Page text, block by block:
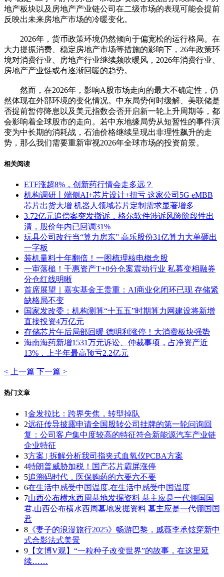
地产板块以及房地产产业链公司在二级市场的表现可能会提前
反映出未来房地产市场的冷暖变化。
2026年，货币政策环境仍然倾向于偏宽松的运行格局。在
大力提振消费、稳定房地产市场等措施的影响下，26年政策环
境对消费行业、房地产行业继续频吹暖风，2026年消费行业、
房地产产业链或有逐渐回暖的趋势。
然而，在2026年，影响A股市场走向的最大不确定性，仍
然体现在外部环境的变化情况。中东局势何时缓解、美联储是
否提前暂停降息以及美元指数会否开启新一轮上升周期等，都
会影响着全球股市的走向。若中东地缘局势从短暂性的事件演
变为中长期的消耗战，石油价格继续呈现出非理性飙升的走
势，那么我们需要重新审视2026年全球市场的投资前景。
相关阅读
ETF涨超8%，创新药行情会走多远？
机构调研丨端侧AI+芯片设计+扭亏 这家公司5G eMBB
芯片出货大增 机器人领域芯片定制需求显著增多
3.72亿元追偿案突发撤诉，格尔软件涉诉风险阶段性出
清，股价年内已回调31%
玩具公司改行当“算力房东” 高乐股份31亿算力大单砸出
一字板
装机量料十年翻倍！一图梳理核电概念股
一审落槌！千惠资产T+0分仓案震动行业 私募变相融券
分仓红线明晰
首席展望｜嘉实基金王贵重：AI商业化闭环已现 存储紧
缺格局不变
国家发改委：机构测算“十五五”时期算力网建设将新增
直接投资4万亿元
存储芯片午后局部回暖 德明利涨停！大消费板块强势
海南海药新增1531万元诉讼、仲裁事项，占净资产近
13%，上半年最高预亏2.2亿元
< 上一篇 下一篇 >
热门文章
1金发拉比：跨界失焦，转型掉队
2远征传导披露申请全国股转公司挂牌的第一轮问询回
复：公司客户集中度较高的特征符合新能源汽车产业链
企业特征
3方案 | 拆解分析我司指夹式血氧仪PCBA方案
4特朗普威胁加税！国产芯片霸屏涨停
5追溯码时代，医保购药的六要六不要
6在生活中感受中国温度,在生活中感受中国温度
7山西公布横水西周墓地发掘资料 墓主应是一代倗国国
君,山西公布横水西周墓地发掘资料 墓主应是一代倗国国
君
8 《妻子的浪漫旅行2025》畅游巴黎，戚薇李承铉穿新中
式合影法式美景
9 【文博V观】“一粒种子改变世界”的故事，在这里延
续……